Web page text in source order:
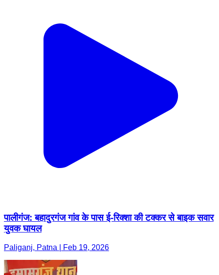
पालीगंज: बहादुरगंज गांव के पास ई-रिक्शा की टक्कर से बाइक सवार
युवक घायल
Paliganj, Patna | Feb 19, 2026